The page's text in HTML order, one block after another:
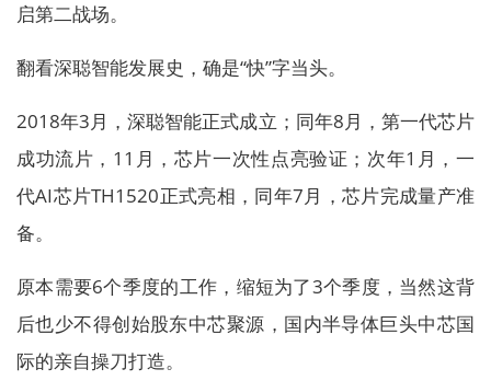
启第二战场。
翻看深聪智能发展史，确是“快”字当头。
2018年3月，深聪智能正式成立；同年8月，第一代芯片
成功流片，11月，芯片一次性点亮验证；次年1月，一
代AI芯片TH1520正式亮相，同年7月，芯片完成量产准
备。
原本需要6个季度的工作，缩短为了3个季度，当然这背
后也少不得创始股东中芯聚源，国内半导体巨头中芯国
际的亲自操刀打造。